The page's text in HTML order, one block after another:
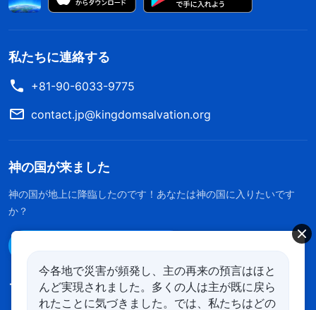
私たちに連絡する
+81-90-6033-9775
contact.jp@kingdomsalvation.org
神の国が来ました
神の国が地上に降臨したのです！あなたは神の国に入りたいです
か？
フォローする
今各地で災害が頻発し、主の再来の預言はほと
んど実現されました。多くの人は主が既に戻ら
れたことに気づきました。では、私たちはどの